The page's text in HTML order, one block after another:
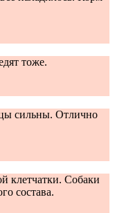
тоже.
сильны. Отлично
клетчатки. Собаки
состава.